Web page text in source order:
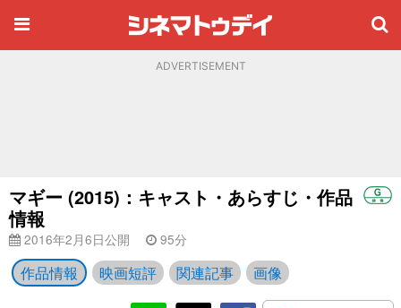
ADVERTISEMENT
マギー (2015)：キャスト・あらすじ・作品
情報
2016年2月6日公開 95分
作品情報 映画短評 関連記事 画像